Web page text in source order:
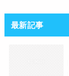
最新記事